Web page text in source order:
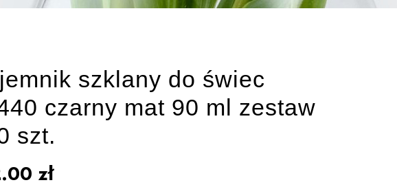
szklany do świec
czarny mat 90 ml zestaw
szt.
zł